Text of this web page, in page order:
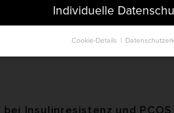
bei Insulinresistenz und PCOS
Individuelle
Cookie-Details
Sie eine Übersicht über alle
und so nur bestimmte Cookies